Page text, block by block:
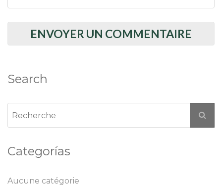
Search
Categorías
Aucune catégorie